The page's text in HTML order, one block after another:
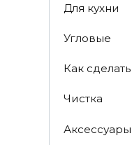
Для кухни
Угловые
Как
Чистка